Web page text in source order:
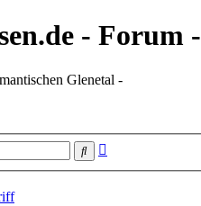
- Forum -
Glenetal -
Suche